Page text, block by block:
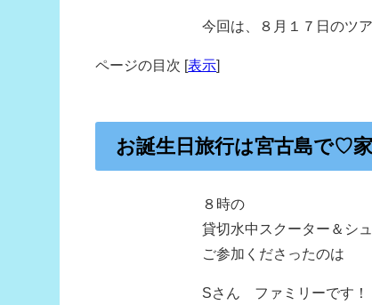
今回は、８月１７日のツ
ページの目次 [表示]
お誕生日旅行は宮古島で♡
８時の
貸切水中スクーター＆シ
ご参加くださったのは
Sさん ファミリーです！